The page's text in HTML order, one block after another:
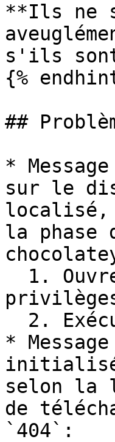
**Ils ne
s'ils
{%
##
*
sur le
localisé,
la phase
*
selon la
de
`404`: